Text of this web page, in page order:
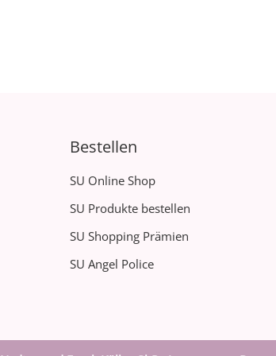
Bestellen
SU Online Shop
SU Produkte bestellen
SU Shopping Prämien
SU Angel Police